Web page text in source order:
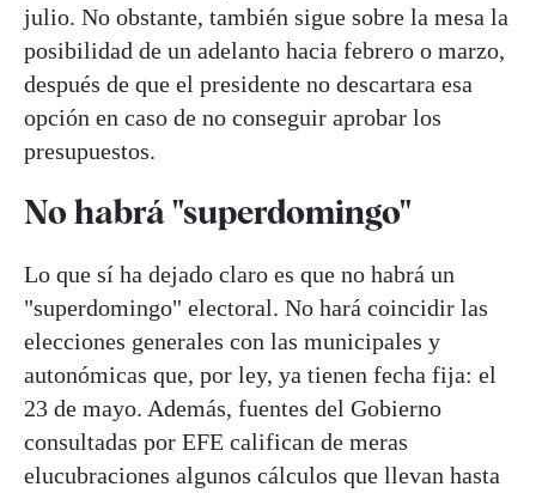
julio. No obstante, también sigue sobre la mesa la
posibilidad de un adelanto hacia febrero o marzo,
después de que el presidente no descartara esa
opción en caso de no conseguir aprobar los
presupuestos.
No habrá "superdomingo"
Lo que sí ha dejado claro es que no habrá un
"superdomingo" electoral. No hará coincidir las
elecciones generales con las municipales y
autonómicas que, por ley, ya tienen fecha fija: el
23 de mayo. Además, fuentes del Gobierno
consultadas por EFE califican de meras
elucubraciones algunos cálculos que llevan hasta